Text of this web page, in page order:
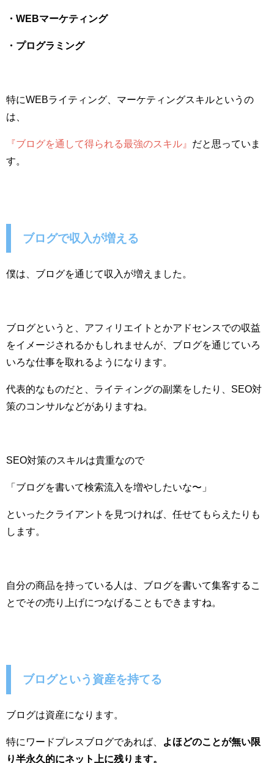
・WEBマーケティング
・プログラミング
特にWEBライティング、マーケティングスキルというの
は、
『ブログを通して得られる最強のスキル』 だと思っていま
す。
ブログで収入が増える
僕は、ブログを通じて収入が増えました。
ブログというと、アフィリエイトとかアドセンスでの収益
をイメージされるかもしれませんが、ブログを通じていろ
いろな仕事を取れるようになります。
代表的なものだと、ライティングの副業をしたり、SEO対
策のコンサルなどがありますね。
SEO対策のスキルは貴重なので
「ブログを書いて検索流入を増やしたいな〜」
といったクライアントを見つければ、任せてもらえたりも
します。
自分の商品を持っている人は、ブログを書いて集客するこ
とでその売り上げにつなげることもできますね。
ブログという資産を持てる
ブログは資産になります。
特にワードプレスブログであれば、
よほどのことが無い限
り半永久的にネット上に残ります。